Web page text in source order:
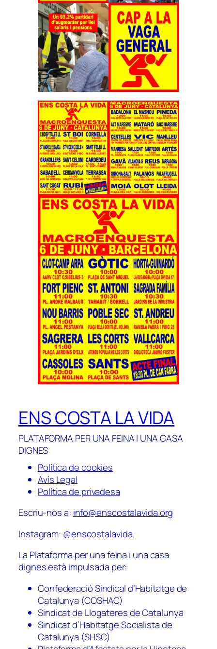
ENS COSTA LA VIDA
PLATAFORMA PER UNA FEINA I UNA CASA
DIGNES
Política de cookies
Avís Legal
Política de privadesa
Escriu-nos a: info@enscostalavida.org
Instagram: @enscostalavida
La Plataforma per una feina i una casa
dignes està impulsada per:
Confederació Sindical d’Habitatge de
Catalunya (COSHAC)
Sindicat de Llogateres de Catalunya
Sindicat d’Habitatge Socialista de
Catalunya (SHSC)